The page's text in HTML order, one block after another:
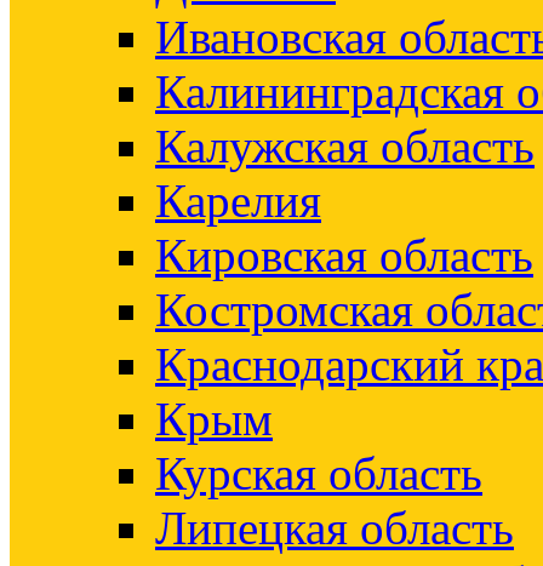
Ивановская
Калининградская
Калужская область
Карелия
Кировская область
Костромская
Краснодарский
Крым
Курская область
Липецкая область